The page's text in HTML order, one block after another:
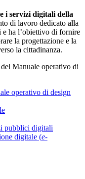
i servizi digitali della
di lavoro dedicato alla
ha l’obiettivo di fornire
la progettazione e la
la cittadinanza.
Manuale operativo di
operativo di design
pubblici digitali
digitale (e-